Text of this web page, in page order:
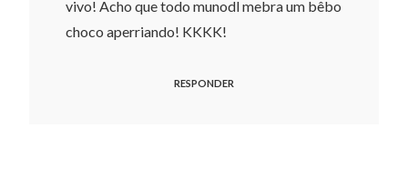
vivo! Acho que todo munodl mebra um bêbo
choco aperriando! KKKK!
RESPONDER